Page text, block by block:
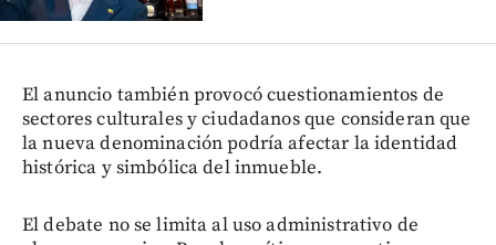
El anuncio también provocó cuestionamientos de
sectores culturales y ciudadanos que consideran que
la nueva denominación podría afectar la identidad
histórica y simbólica del inmueble.
El debate no se limita al uso administrativo de